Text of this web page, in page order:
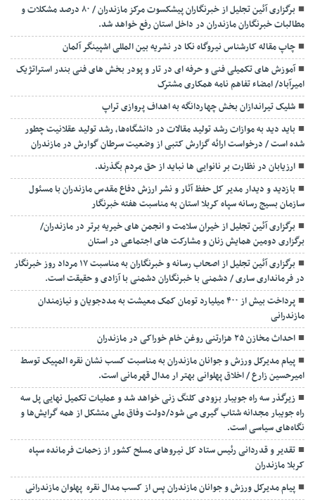
برگزاری آئین تجلیل از خبرنگاران پیشکسوت مرکز مازندران / ۸۰ درصد مشکلات و
مطالبات خبرنگاران مازندران در داخل استان رفع خواهد شد.
چاپ مقاله کارشناس نيروگاه نكا در نشریه بین المللی اشپینگر آلمان
آموزش های تکمیلی فنی و حرفه ای در تار و پودر بخش های فنی بندر استراتژیک
امیرآباد/ امضاء تفاهم نامه همکاری مشترک
شلیک تیراندازان بخش چهاردانگه به اهداف پروازی تراپ
باید دید به موازات رشد تولید مقالات در دانشگاه‌ها، رشد تولید عقلانیت چطور
شده است / درخواست ارائه گزارش کتبی از وضعیت سرطان گوارش در مازندران
ارزیابان در نظارت بر نانوایی ها نباید از حق مردم بگذرند.
بازدید و دیدار مدیر کل حفظ آثار و نشر ارزش دفاع مقدس مازندران با مسئول
سازمان بسیج رسانه سپاه کربلا استان به مناسبت هفته خبرنگار
برگزاری آئین تجلیل از خیران سلامت و انجمن های خیریه برتر در مازندران/
برگزاری دومین همایش زنان و مشارکت های اجتماعی در استان
برگزاری آئین تجلیل از اصحاب رسانه و خبرنگاران به مناسبت ۱۷ مرداد روز خبرنگار
در فرمانداری ساری / دشمنی با خبرنگاران دشمنی با آزادی و حقیقت است.
پرداخت بیش از ۴۰۰ میلیارد تومان کمک معیشت به مددجویان و نیازمندان
مازندرانی
احداث مخازن ۲۵ هزارتنی روغن خام خوراکی در مازندران
پیام مدیرکل ورزش و جوانان مازندران به مناسبت کسب نشان نقره المپیک توسط
امیرحسین زارع / اخلاق پهلوانی بهتر ار مدال قهرمانی است.
زیرگذر سه راه جویبار بزودی کلنگ زنی خواهد شد و عملیات تکمیل نهایی پل سه
راه جویبار مجدانه شتاب گیری می شود/دولت وفاق ملی متشکل از همه گرایش‌ها و
نگاه‌های سیاسی است.
تقدیر و قدردانی رئیس ستاد کل نیرو‌های مسلح کشور از زحمات فرمانده سپاه
کربلا مازندران
پیام مدیرکل ورزش و جوانان مازندران پس از کسب مدال نقره پهلوان مازندرانی